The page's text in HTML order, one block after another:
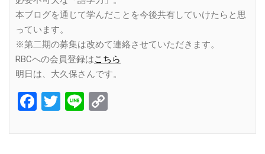
本ブログを通じて学んだことを今後共有していけたらと思
っています。
※第二期の募集は改めて連絡させていただきます。
RBCへの会員登録はこちら
明日は、大久保さんです。
Facebook
Twitter
Line